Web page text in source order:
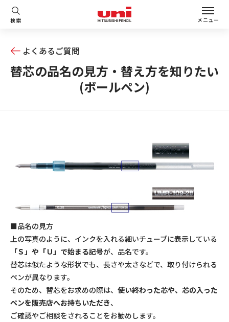
検索 メニュー
よくあるご質問
替芯の品名の見方・替え方を知りたい
(ボールペン)
■品名の見方
上の写真のように、インクを入れる細いチューブに表示している
「Ｓ」や「Ｕ」で始まる記号が、品名です。
替芯は似たような形状でも、長さや太さなどで、取り付けられる
ペンが異なります。
そのため、替芯をお求めの際は、 使い終わった芯や、芯の入った
ペンを販売店へお持ちいただき、
ご確認やご相談をされることをお勧めします。